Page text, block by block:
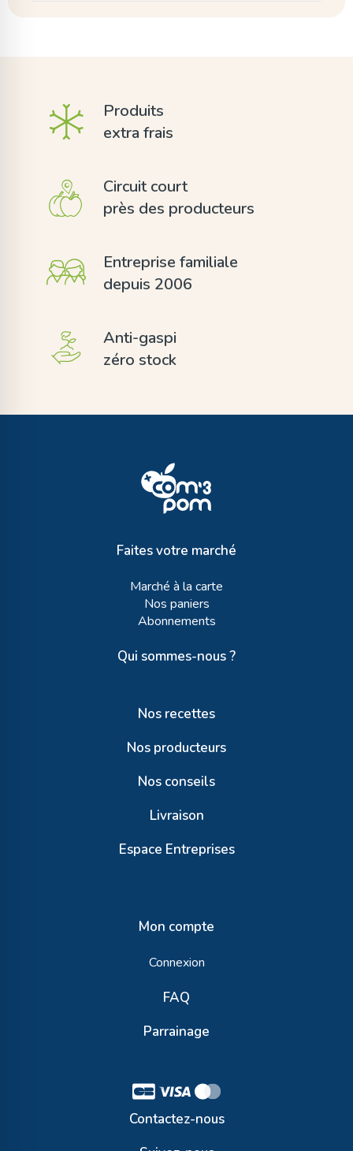
Produits
extra frais
Circuit court
près des producteurs
Entreprise familiale
depuis 2006
Anti-gaspi
zéro stock
Faites votre marché
Marché à la carte
Nos paniers
Abonnements
Qui sommes-nous ?
Nos recettes
Nos producteurs
Nos conseils
Livraison
Espace Entreprises
Mon compte
Connexion
FAQ
Parrainage
Contactez-nous